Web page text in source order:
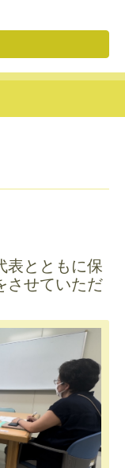
表とともに保
させていただ